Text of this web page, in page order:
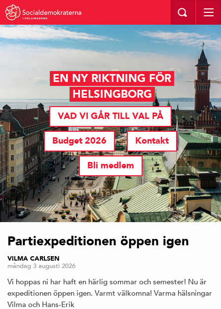
EN NY RIKTNING FÖR
HELSINGBORG
VAD VI GÅR TILL VAL PÅ
Budget 2026
Kontakt
Bli medlem
I HELSINGBORG
Partiexpeditionen öppen igen
VILMA CARLSEN
måndag 3 augusti 2026
Vi hoppas ni har haft en härlig sommar och semester! Nu är
expeditionen öppen igen. Varmt välkomna! Varma hälsningar
Vilma och Hans-Erik